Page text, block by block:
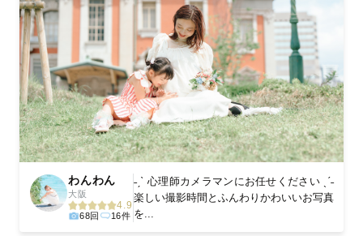
わんわん
大阪
4.9
68回 16件
˗ˏˋ 心理師カメラマンにお任せください ˎˊ˗
楽しい撮影時間とふんわりかわいいお写真
を...